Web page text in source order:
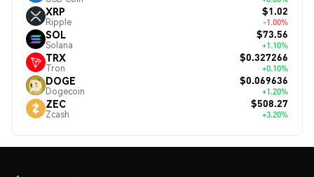
XRP
Ripple
$1.02
-1.00%
SOL
Solana
$73.56
+1.10%
TRX
Tron
$0.327266
+0.10%
DOGE
Dogecoin
$0.069636
+1.20%
ZEC
Zcash
$508.27
+3.20%